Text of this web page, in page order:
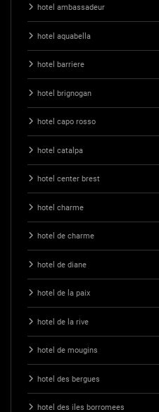
hotel ambassadeur
hotel aquabella
hotel barriere
hotel brignogan
hotel capo rosso
hotel catalpa
hotel center brest
hotel charme
hotel de charme
hotel de diane
hotel de la paix
hotel de la rive
hotel de mougins
hotel des bergues
hotel des iles borromees